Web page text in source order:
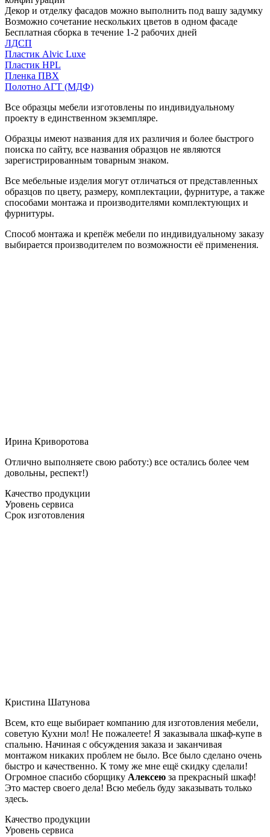
Декор и отделку фасадов можно выполнить под вашу задумку
Возможно сочетание нескольких цветов в одном фасаде
Бесплатная сборка в течение 1-2 рабочих дней
ЛДСП
Пластик Alvic Luxe
Пластик HPL
Пленка ПВХ
Полотно АГТ (МДФ)
Все образцы мебели изготовлены по индивидуальному
проекту в единственном экземпляре.
Образцы имеют названия для их различия и более быстрого
поиска по сайту, все названия образцов не являются
зарегистрированным товарным знаком.
Все мебельные изделия могут отличаться от представленных
образцов по цвету, размеру, комплектации, фурнитуре, а также
способами монтажа и производителями комплектующих и
фурнитуры.
Способ монтажа и крепёж мебели по индивидуальному заказу
выбирается производителем по возможности её применения.
Ирина Криворотова
Отлично выполняете свою работу:) все остались более чем
довольны, респект!)
Качество продукции
Уровень сервиса
Срок изготовления
Кристина Шатунова
Всем, кто еще выбирает компанию для изготовления мебели,
советую Кухни мол! Не пожалеете! Я заказывала шкаф-купе в
спальню. Начиная с обсуждения заказа и заканчивая
монтажом никаких проблем не было. Все было сделано очень
быстро и качественно. К тому же мне ещё скидку сделали!
Огромное спасибо сборщику Алексею за прекрасный шкаф!
Это мастер своего дела! Всю мебель буду заказывать только
здесь.
Качество продукции
Уровень сервиса